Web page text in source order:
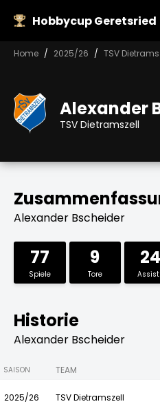
Hobbycup Geretsried
Home 2025/26 TSV
Alexander
TSV Dietramszell
Alexander Bscheider
77
Spiele
9
Tore
24
Historie
Alexander Bscheider
SAISON TEAM
2025/26 TSV Dietramszell